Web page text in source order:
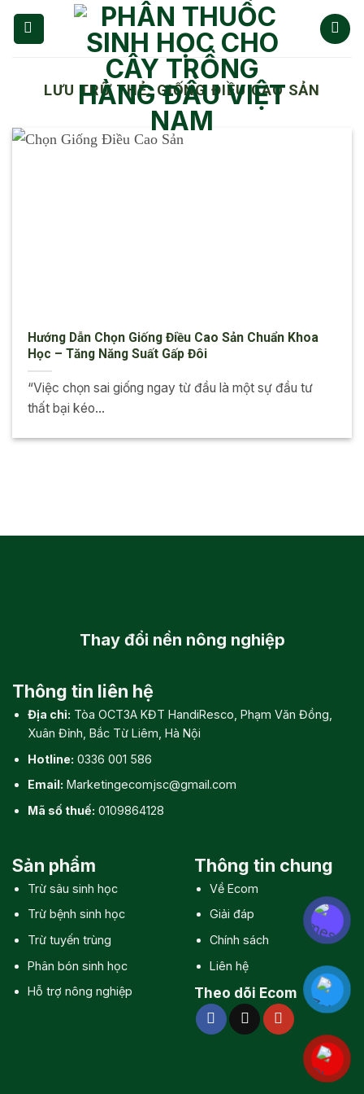
Chuyển
đến
LƯU TRỮ THẺ:GIỐNG ĐIỀU CAO SẢN
Hướng Dẫn Chọn Giống Điều Cao Sản Chuẩn Khoa
Học – Tăng Năng Suất Gấp Đôi
“Việc chọn sai giống ngay từ đầu là một sự đầu tư
thất bại kéo...
Thay đổi nền nông nghiệp
Thông tin liên hệ
Địa chỉ: Tòa OCT3A KĐT HandiResco, Phạm Văn Đồng,
Xuân Đỉnh, Bắc Từ Liêm, Hà Nội
Hotline: 0336 001 586
Email: Marketingecomjsc@gmail.com
Mã số thuế: 0109864128
Sản phẩm
Trừ sâu sinh học
Trừ bệnh sinh học
Trừ tuyến trùng
Phân bón sinh học
Hỗ trợ nông nghiệp
Thông tin chung
Về Ecom
Giải đáp
Chính sách
Liên hệ
Theo dõi Ecom